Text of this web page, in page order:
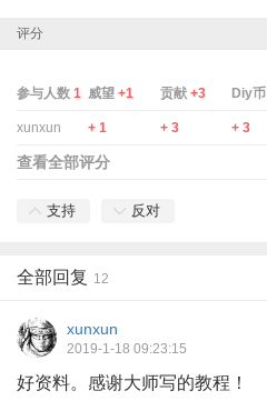
评分
参与人数 1 威望+1 贡献 +3 Diy币
xunxun + 1 + 3 + 3
查看全部评分
支持 反对
全部回复 12
xunxun
2019-1-18 09:23:15
好资料。感谢大师写的教程！